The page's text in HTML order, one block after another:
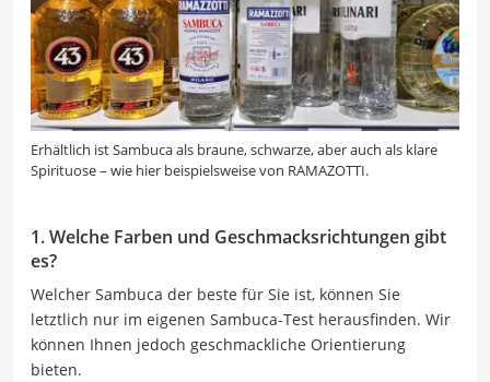
Erhältlich ist Sambuca als braune, schwarze, aber auch als klare
Spirituose – wie hier beispielsweise von RAMAZOTTI.
1. Welche Farben und Geschmacksrichtungen gibt
es?
Welcher Sambuca der beste für Sie ist, können Sie
letztlich nur im eigenen Sambuca-Test herausfinden. Wir
können Ihnen jedoch geschmackliche Orientierung
bieten.